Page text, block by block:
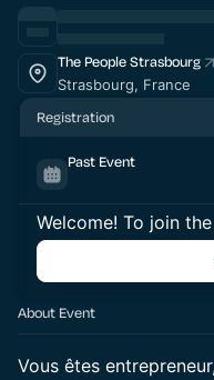
The People Strasbourg
Strasbourg, France
Registration
Past Event
Welcome! To join
About Event
Vous êtes